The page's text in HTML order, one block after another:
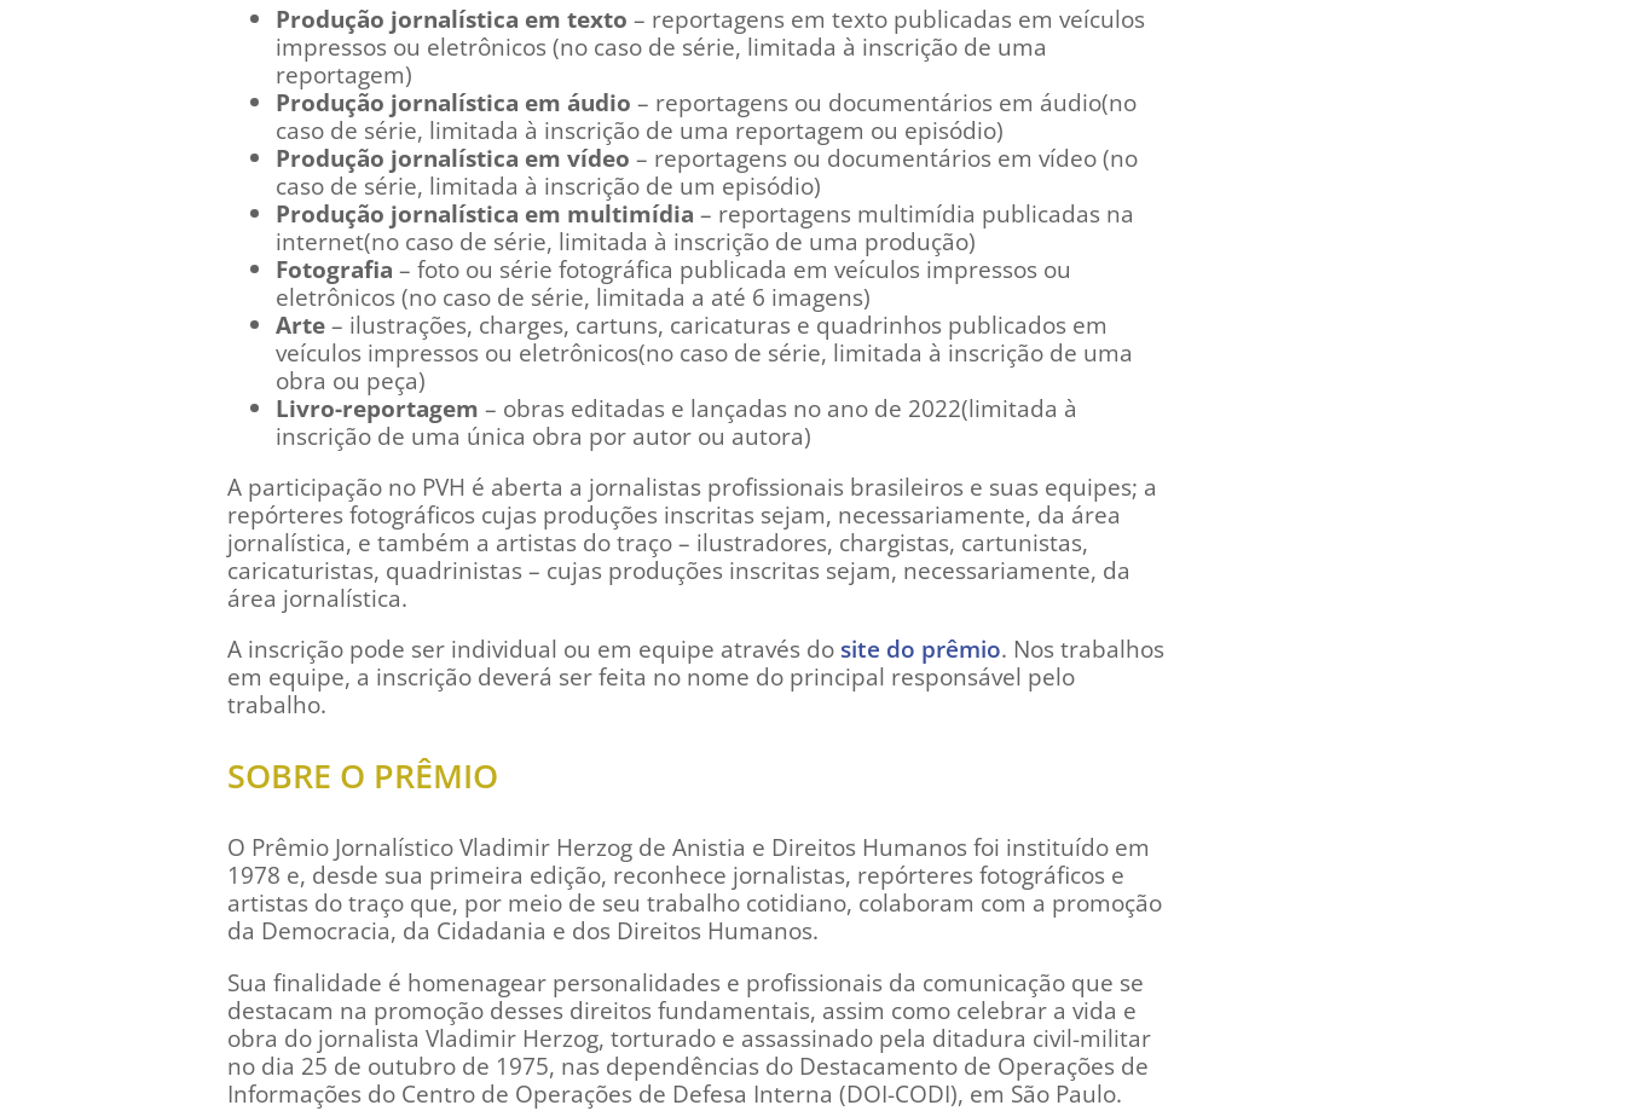
Produção jornalística em texto – reportagens em texto publicadas em veículos
impressos ou eletrônicos (no caso de série, limitada à inscrição de uma
reportagem)
Produção jornalística em áudio – reportagens ou documentários em áudio(no
caso de série, limitada à inscrição de uma reportagem ou episódio)
Produção jornalística em vídeo – reportagens ou documentários em vídeo (no
caso de série, limitada à inscrição de um episódio)
Produção jornalística em multimídia – reportagens multimídia publicadas na
internet(no caso de série, limitada à inscrição de uma produção)
Fotografia – foto ou série fotográfica publicada em veículos impressos ou
eletrônicos (no caso de série, limitada a até 6 imagens)
Arte– ilustrações, charges, cartuns, caricaturas e quadrinhos publicados em
veículos impressos ou eletrônicos(no caso de série, limitada à inscrição de uma
obra ou peça)
Livro-reportagem – obras editadas e lançadas no ano de 2022(limitada à
inscrição de uma única obra por autor ou autora)
A participação no PVH é aberta a jornalistas profissionais brasileiros e suas equipes; a
repórteres fotográficos cujas produções inscritas sejam, necessariamente, da área
jornalística, e também a artistas do traço – ilustradores, chargistas, cartunistas,
caricaturistas, quadrinistas – cujas produções inscritas sejam, necessariamente, da
área jornalística.
A inscrição pode ser individual ou em equipe através do site do prêmio. Nos trabalhos
em equipe, a inscrição deverá ser feita no nome do principal responsável pelo
trabalho.
SOBRE O PRÊMIO
O Prêmio Jornalístico Vladimir Herzog de Anistia e Direitos Humanos foi instituído em
1978 e, desde sua primeira edição, reconhece jornalistas, repórteres fotográficos e
artistas do traço que, por meio de seu trabalho cotidiano, colaboram com a promoção
da Democracia, da Cidadania e dos Direitos Humanos.
Sua finalidade é homenagear personalidades e profissionais da comunicação que se
destacam na promoção desses direitos fundamentais, assim como celebrar a vida e
obra do jornalista Vladimir Herzog, torturado e assassinado pela ditadura civil-militar
no dia 25 de outubro de 1975, nas dependências do Destacamento de Operações de
Informações do Centro de Operações de Defesa Interna (DOI-CODI), em São Paulo.